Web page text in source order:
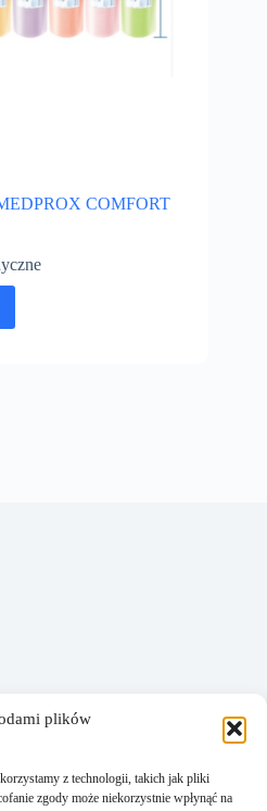
plików
z technologii, takich jak pliki
zgody może niekorzystnie wpłynąć na
COMFORT